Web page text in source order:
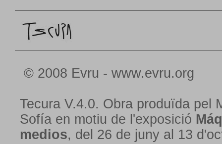
© 2008 Evru - www.evru.org
Tecura V.4.0. Obra produïda pel
Sofía en motiu de l'exposició
medios, del 26 de juny al 13